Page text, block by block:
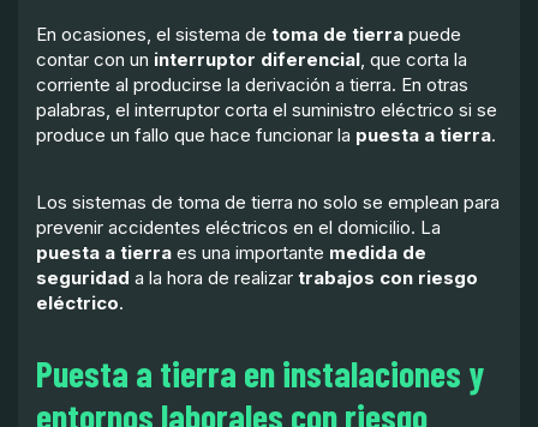
En ocasiones, el sistema de toma de tierra puede
contar con un interruptor diferencial, que corta la
corriente al producirse la derivación a tierra. En otras
palabras, el interruptor corta el suministro eléctrico si se
produce un fallo que hace funcionar la puesta a tierra.
Los sistemas de toma de tierra no solo se emplean para
prevenir accidentes eléctricos en el domicilio. La
puesta a tierra es una importante medida de
seguridad a la hora de realizar trabajos con riesgo
eléctrico.
Puesta a tierra en instalaciones y
entornos laborales con riesgo